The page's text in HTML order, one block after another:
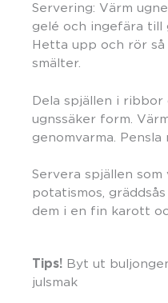
Servering: Värm
gelé och ingefära till
Hetta upp och rör
smälter.
Dela spjällen i ribbor
ugnssäker form.
genomvarma.
Servera spjällen
potatismos,
dem i en fin karott
Tips! Byt ut
julsmak